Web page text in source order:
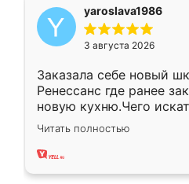
yaroslava1986
3 августа 2026
Заказала себе новый
Ренессанс где ранее
новую кухню.Чего
вполне довольна.
два года, нареканий нет.
Читать полностью